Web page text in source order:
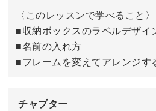
おすすめのフォントについて
ダウンロードする方法
ラベルを印刷する紙の種類
〈このレッスンで学べること〉
■収納ボックスのラベルデザイ
■名前の入れ方
■フレームを変えてアレンジす
チャプター